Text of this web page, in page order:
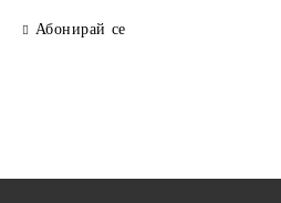
Абонирай се